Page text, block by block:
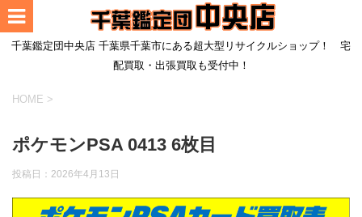
千葉鑑定団中央店 千葉県千葉市にある超大型リサイクルショップ！ 宅
配買取・出張買取も受付中！
HOME >
ポケモンPSA 0413 6枚目
投稿日： 2026年4月13日